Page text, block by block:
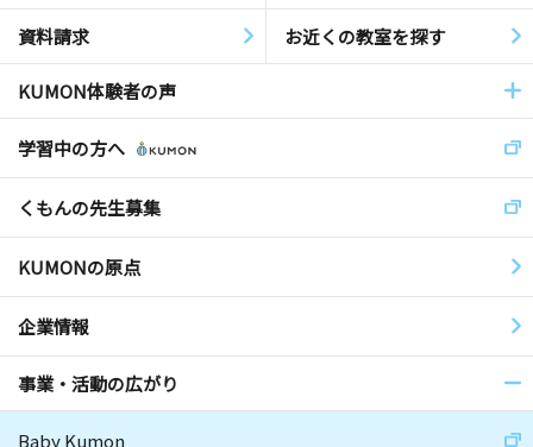
資料請求 お近くの教室を探す
KUMON体験者の声
学習中の方へ
くもんの先生募集
KUMONの原点
企業情報
事業・活動の広がり
Baby Kumon